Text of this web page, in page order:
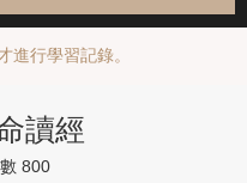
進行學習記錄。
讀經
800